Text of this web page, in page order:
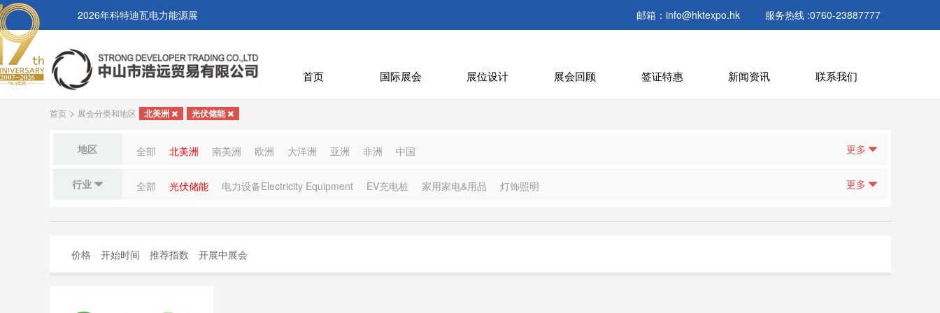
2026年科特迪瓦电力能源展 邮箱：info@hktexpo.hk 服务热线 :0760-23887777
首页 国际展会 展位设计 展会回顾 签证特惠 新闻资讯 联系我们
首页> 展会分类和地区 北美洲 光伏储能
地区 全部 北美洲 南美洲 欧洲 大洋洲 亚洲 非洲 中国 更多
行业 全部 光伏储能 电力设备Electricity Equipment EV充电桩 家用家电&用品 灯饰照明 更多
价格 开始时间 推荐指数 开展中展会